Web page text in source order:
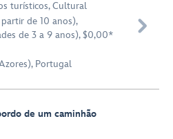
turísticos,Cultural
de 10 anos),
de 3 a 9 anos), $0,00*
Portugal

de um caminhão